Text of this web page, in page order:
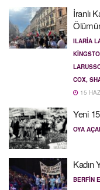
İranlı
ILARIA
COX,
15
Yeni
OYA
Kadın
BERFIN